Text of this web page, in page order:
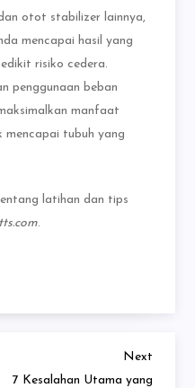
otot stabilizer lainnya,
mencapai hasil yang
risiko cedera.
penggunaan beban
manfaat
mencapai tubuh yang
latihan dan tips
.
Next
Post
Next
7 Kesalahan Utama yang